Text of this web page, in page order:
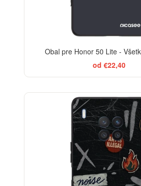
Obal pre Honor 50 Lite -
od €22,40